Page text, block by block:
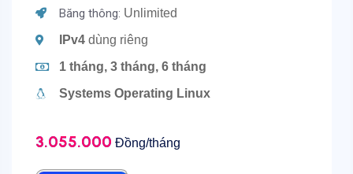
Băng thông: Unlimited
IPv4dùng riêng
1 tháng, 3 tháng, 6 tháng
Systems Operating Linux
3.055.000 Đồng/tháng